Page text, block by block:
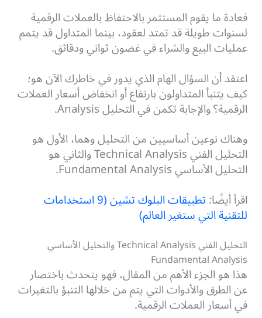
فعادة ما يقوم المستثمر بالاحتفاظ بالعملات الرقمية
لسنوات طويلة قد تمتد لعقود، بينما المتداول قد يتمم
عمليات البيع والشراء في غضون ثواني ودقائق.
اعتقد أن السؤال الهام الذي يدور في خاطرك الآن هو؛
كيف يتنبأ المتداولون بارتفاع أو انخفاض أسعار العملات
الرقمية؟ والإجابة تكمن في التحليل Analysis.
وهناك نوعين أساسيين من التحليل وهما، الأول هو
التحليل الفني Technical Analysis والثاني هو
التحليل الأساسي Fundamental Analysis.
اقرأ أيضًا:
تطبيقات البلوك تشين (9 استخدامات
للتقنية التي ستغير العالم)
التحليل الفني Technical Analysis والتحليل الأساسي
Fundamental Analysis
هذا هو الجزء الأهم من المقال، فهو يتحدث باختصار
عن الطرق والأدوات التي يتم من خلالها التنبؤ بالتغيرات
في أسعار العملات الرقمية.